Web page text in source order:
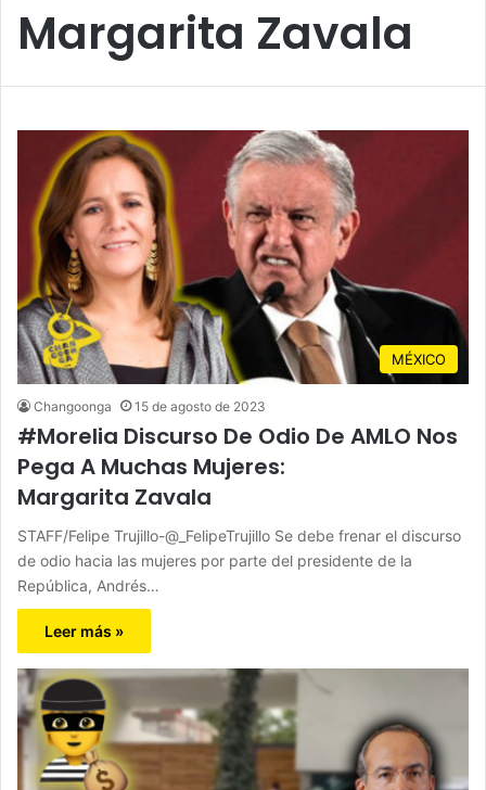
Margarita Zavala
MÉXICO
Changoonga 15 de agosto de 2023
#Morelia Discurso De Odio De AMLO Nos
Pega A Muchas Mujeres:
Margarita Zavala
STAFF/Felipe Trujillo-@_FelipeTrujillo Se debe frenar el discurso
de odio hacia las mujeres por parte del presidente de la
República, Andrés…
Leer más »